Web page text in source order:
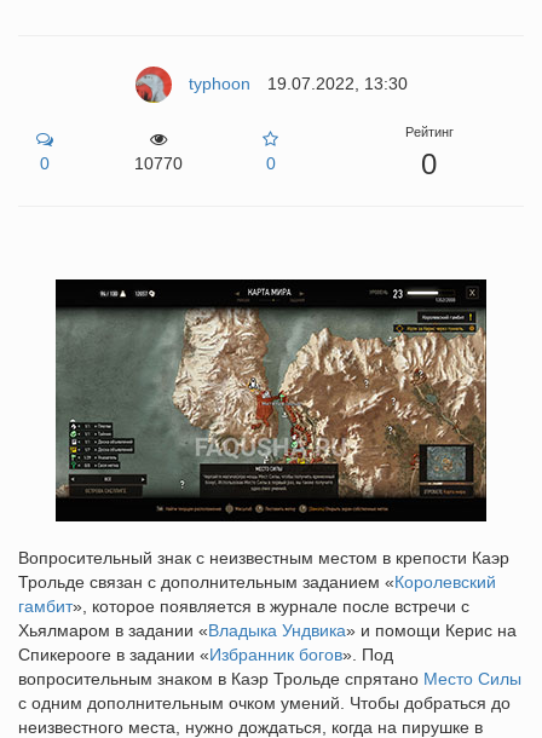
typhoon 19.07.2022, 13:30
0 10770 0
Рейтинг
0
Вопросительный знак с неизвестным местом в крепости Каэр
Трольде связан с дополнительным заданием «Королевский
гамбит», которое появляется в журнале после встречи с
Хьялмаром в задании «Владыка Ундвика» и помощи Керис на
Спикерооге в задании «Избранник богов». Под
вопросительным знаком в Каэр Трольде спрятано Место Силы
с одним дополнительным очком умений. Чтобы добраться до
неизвестного места, нужно дождаться, когда на пирушке в